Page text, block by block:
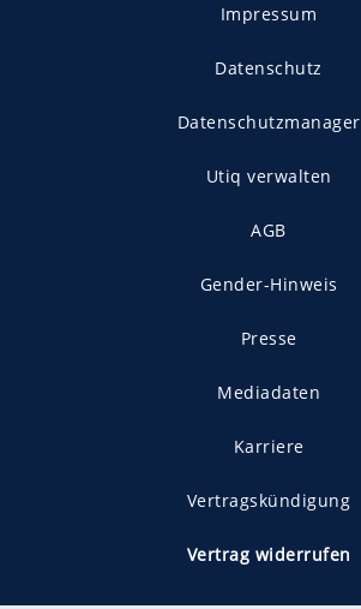
Impressum
Datenschutz
Datenschutzmanager
Utiq verwalten
AGB
Gender-Hinweis
Presse
Mediadaten
Karriere
Vertragskündigung
Vertrag widerrufen